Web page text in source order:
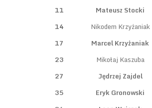
11
Mateusz Stocki
14
Nikodem Krzyżaniak
17
Marcel Krzyżaniak
23
Mikołaj Kaszuba
27
Jędrzej Zajdel
35
Eryk Gronowski